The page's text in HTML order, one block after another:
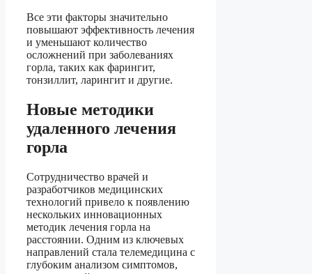
Все эти факторы значительно
повышают эффективность лечения
и уменьшают количество
осложнений при заболеваниях
горла, таких как фарингит,
тонзиллит, ларингит и другие.
Новые методики
удаленного лечения
горла
Сотрудничество врачей и
разработчиков медицинских
технологий привело к появлению
нескольких инновационных
методик лечения горла на
расстоянии. Одним из ключевых
направлений стала телемедицина с
глубоким анализом симптомов,